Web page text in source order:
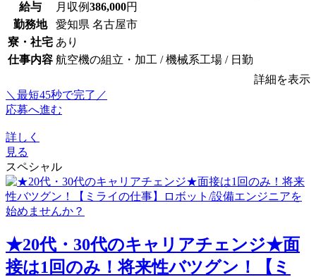
給与 月収例386,000円
勤務地
愛知県 名古屋市
寮・社宅 あり
仕事内容 航空機の組立・加工 / 機械系工場 / 日勤
詳細を表示
＼最短45秒で完了／
応募へ進む
詳しく
見る
スペシャル
★20代・30代のキャリアチェンジ★面
接は1回のみ！将来性バツグン！【ミ